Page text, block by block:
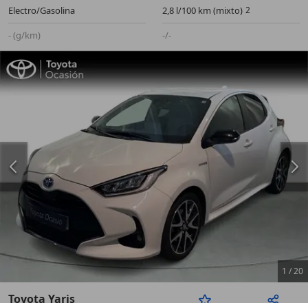
Electro/Gasolina
2,8 l/100 km (mixto)
- (g/km)
-/-
1 /20
Toyota Yaris